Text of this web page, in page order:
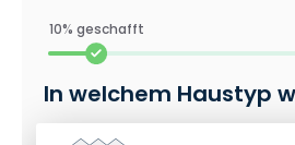
10% geschafft
In welchem Haustyp